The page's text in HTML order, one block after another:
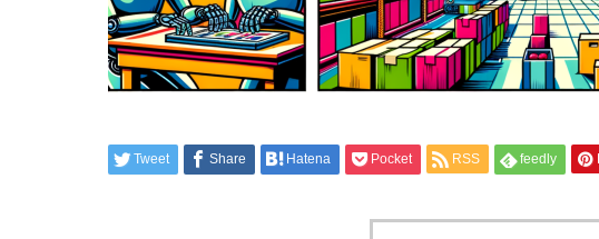
Tweet Share Hatena Pocket RSS feedly